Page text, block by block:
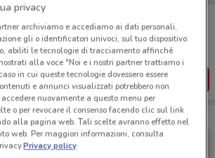
sempre con te!
le migliori offerte dei negozi vicino a te,
e creare la tua lista del risparmio, comodamente
cellulare.
SCARICA L’APP
privacy
archiviamo e accediamo ai dati personali,
gli o identificatori univoci, sul tuo dispositivo.
abiliti le tecnologie di tracciamento affinché
alla voce "Noi e i nostri partner trattiamo i
in cui queste tecnologie dovessero essere
e annunci visualizzati potrebbero non
nuovamente a questo menu per
o per revocare il consenso facendo clic sul link
alla pagina web. Tali scelte avranno effetto nel
web. Per maggiori informazioni, consulta
Privacy policy